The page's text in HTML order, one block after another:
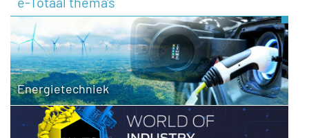
Energietechniek